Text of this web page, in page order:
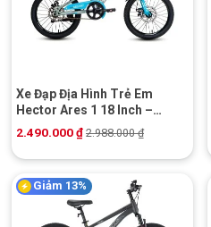
Xe Đạp Địa Hình Trẻ Em
Hector Ares 1 18 Inch –
Phanh Đĩa Cơ
2.490.000₫ 2.988.000₫
Giảm 13%